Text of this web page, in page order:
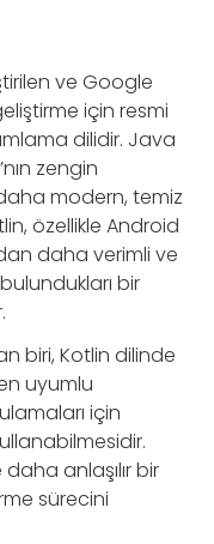
ve Google
için resmi
dilidir. Java
zengin
modern, temiz
özellikle Android
daha verimli ve
bir
biri, Kotlin dilinde
uyumlu
için
anlaşılır bir
sürecini